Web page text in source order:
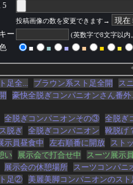
5
投稿画像の数を変更できます→
ー (英数字で8文字以内
■ ■ ■ ■ ■ ■
足全... ブラウン系スト足全開
ス
豪快全脱ぎコンパニオンさん番外
全脱ぎコンパニオンその③ 全脱ぎ
脱ぎ 全脱ぎコンパニオン
靴脱げ
示員昼食中 左右順番に開放
スト
い 展示会で打合せ中
スーツ展示
展示会の休憩場所
スーツコンパニ
ト足②
美麗美脚コンパニオンのス